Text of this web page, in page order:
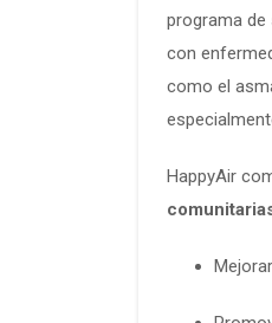
programa de
con
como el
HappyAir